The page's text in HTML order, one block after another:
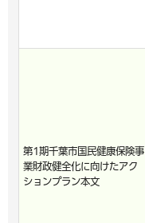
第1期千葉市国民健康保険事
業財政健全化に向けたアク
ションプラン本文